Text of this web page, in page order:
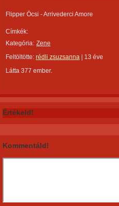
Flipper Öcsi - Arrivederci Amore
Címkék:
Kategória: Zene
Feltöltötte: rédli zsuzsanna
13 éve
Látta 377 ember.
Értékeld!
Kommentáld!